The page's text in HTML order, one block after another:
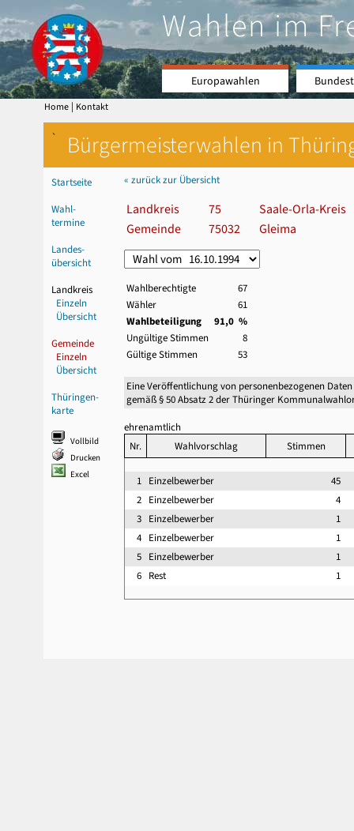
Wahlen im
Europawahlen
Home | Kontakt
` Bürgermeisterwahlen in
Startseite
Wahl-
termine
Landes-
übersicht
Landkreis
Einzeln
Übersicht
Gemeinde
Einzeln
Übersicht
Thüringen-
karte
Vollbild
Drucken
Excel
« zurück zur Übersicht
Landkreis 75
Saale-Orla-Kreis
Gemeinde
75032 Gleima
Wahlberechtigte
67
Wähler
61
Wahlbeteiligung
91,0 %
Ungültige Stimmen
8
Gültige Stimmen
53
Eine Veröffentlichung von personenbezogenen
gemäß § 50 Absatz 2 der Thüringer
ehrenamtlich
Nr.
Wahlvorschlag Stimmen
1 Einzelbewerber
45
2 Einzelbewerber
4
3 Einzelbewerber
1
4 Einzelbewerber
1
5 Einzelbewerber
1
6 Rest 1